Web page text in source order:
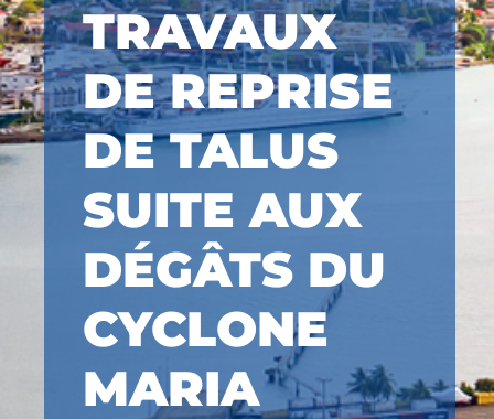
TRAVAUX
DE REPRISE
DE TALUS
SUITE AUX
DÉGÂTS DU
CYCLONE
MARIA